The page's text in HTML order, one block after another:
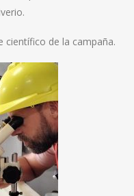
científico de la campaña.